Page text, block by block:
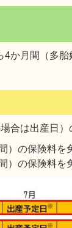
か月間（多
合は出産日）
）の保険料を
）の保険料を